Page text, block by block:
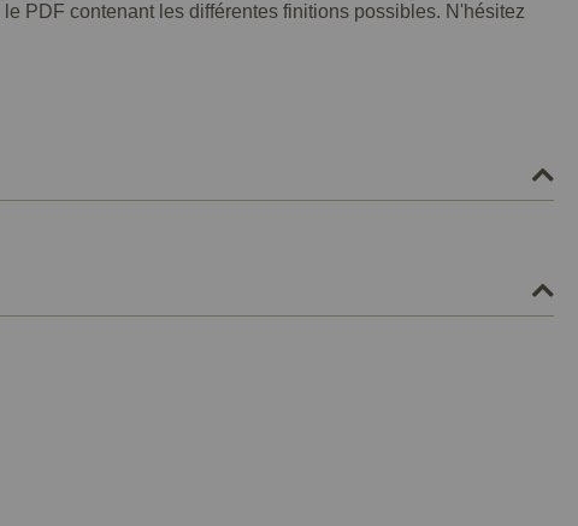
PDF contenant les différentes finitions possibles. N'hésitez